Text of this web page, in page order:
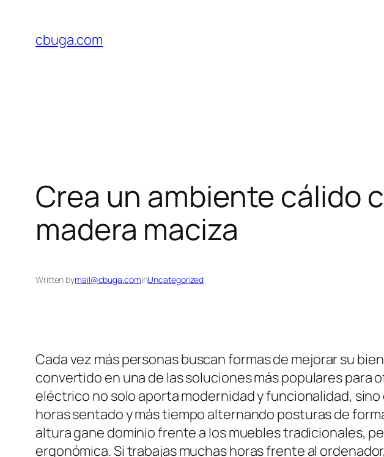
content
cbuga.com
Crea un ambiente cálido
madera maciza
Written bymail@cbuga.cominUncategorized
Cada vez más personas buscan formas de mejorar su
convertido en una de las soluciones más populares para
eléctrico no solo aporta modernidad y funcionalidad,
horas sentado y más tiempo alternando posturas de
altura gane dominio frente a los muebles tradicionales,
ergonómica. Si trabajas muchas horas frente al